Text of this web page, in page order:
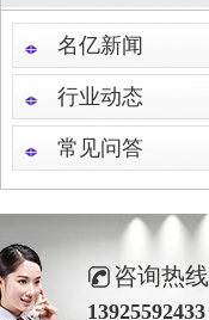
名亿新闻
行业动态
常见问答
咨询热线
13925592433